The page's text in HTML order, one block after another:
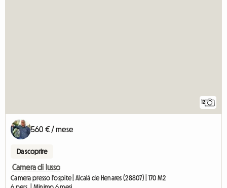
12
560 € / mese
Da scoprire
Camera di lusso
Camera presso l'ospite | Alcalá de Henares (28807) | 170 M2